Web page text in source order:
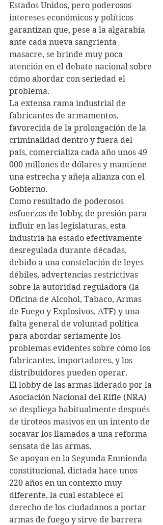
Estados Unidos, pero poderosos
intereses económicos y políticos
garantizan que, pese a la algarabía
ante cada nueva sangrienta
masacre, se brinde muy poca
atención en el debate nacional sobre
cómo abordar con seriedad el
problema.
La extensa rama industrial de
fabricantes de armamentos,
favorecida de la prolongación de la
criminalidad dentro y fuera del
país, comercializa cada año unos 49
000 millones de dólares y mantiene
una estrecha y añeja alianza con el
Gobierno.
Como resultado de poderosos
esfuerzos de lobby, de presión para
influir en las legislaturas, esta
industria ha estado efectivamente
desregulada durante décadas,
debido a una constelación de leyes
débiles, advertencias restrictivas
sobre la autoridad reguladora (la
Oficina de Alcohol, Tabaco, Armas
de Fuego y Explosivos, ATF) y una
falta general de voluntad política
para abordar seriamente los
problemas evidentes sobre cómo los
fabricantes, importadores, y los
distribuidores pueden operar.
El lobby de las armas liderado por la
Asociación Nacional del Rifle (NRA)
se despliega habitualmente después
de tiroteos masivos en un intento de
socavar los llamados a una reforma
sensata de las armas.
Se apoyan en la Segunda Enmienda
constitucional, dictada hace unos
220 años en un contexto muy
diferente, la cual establece el
derecho de los ciudadanos a portar
armas de fuego y sirve de barrera